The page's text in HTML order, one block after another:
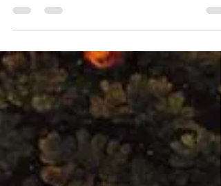
figure du Christ. De façon très ingénieuse, les